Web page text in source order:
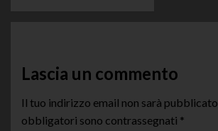
Lascia un commento
Il tuo indirizzo email non sarà pubblicato.
obbligatori sono contrassegnati *